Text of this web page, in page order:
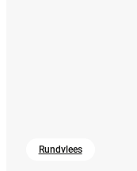
Rundvlees